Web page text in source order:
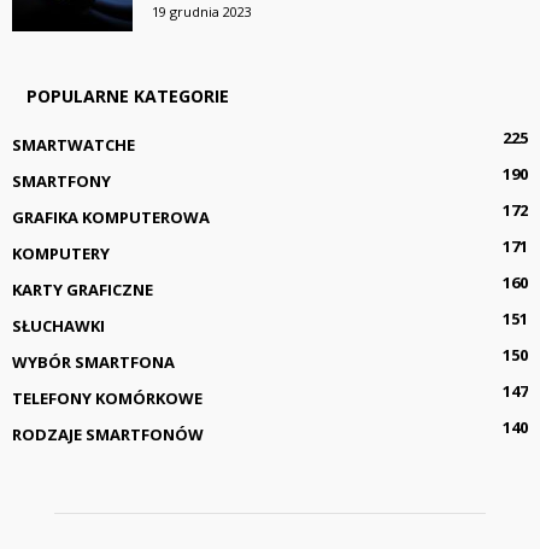
19 grudnia 2023
POPULARNE KATEGORIE
SMARTWATCHE
225
SMARTFONY
190
GRAFIKA KOMPUTEROWA
172
KOMPUTERY
171
KARTY GRAFICZNE
160
SŁUCHAWKI
151
WYBÓR SMARTFONA
150
TELEFONY KOMÓRKOWE
147
RODZAJE SMARTFONÓW
140